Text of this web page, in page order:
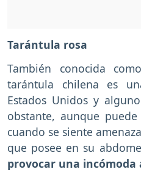
Tarántula rosa
También conocida
tarántula chilena es
Estados Unidos y
obstante, aunque
cuando se siente
que posee en su
provocar una incómoda